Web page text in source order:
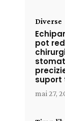
Diverse
pot
suport
mai 27,